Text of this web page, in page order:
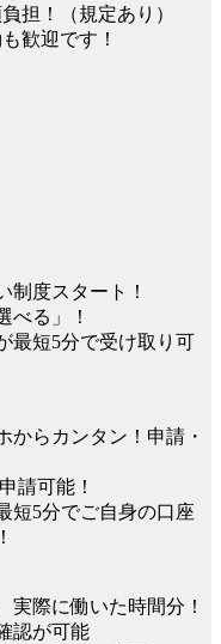
担！（規定あり）
歓迎です！
制度スタート！
べる」！
最短5分で受け取り可
からカンタン！申請・
請可能！
短5分でご自身の口座
実際に働いた時間分！
認が可能